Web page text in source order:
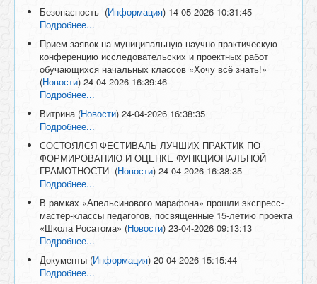
Безопасность (Информация) 14-05-2026 10:31:45
Подробнее...
Прием заявок на муниципальную научно-практическую
конференцию исследовательских и проектных работ
обучающихся начальных классов «Хочу всё знать!»
(Новости) 24-04-2026 16:39:46
Подробнее...
Витрина (Новости) 24-04-2026 16:38:35
Подробнее...
СОСТОЯЛСЯ ФЕСТИВАЛЬ ЛУЧШИХ ПРАКТИК ПО
ФОРМИРОВАНИЮ И ОЦЕНКЕ ФУНКЦИОНАЛЬНОЙ
ГРАМОТНОСТИ (Новости) 24-04-2026 16:38:35
Подробнее...
В рамках «Апельсинового марафона» прошли экспресс-
мастер-классы педагогов, посвященные 15-летию проекта
«Школа Росатома» (Новости) 23-04-2026 09:13:13
Подробнее...
Документы (Информация) 20-04-2026 15:15:44
Подробнее...